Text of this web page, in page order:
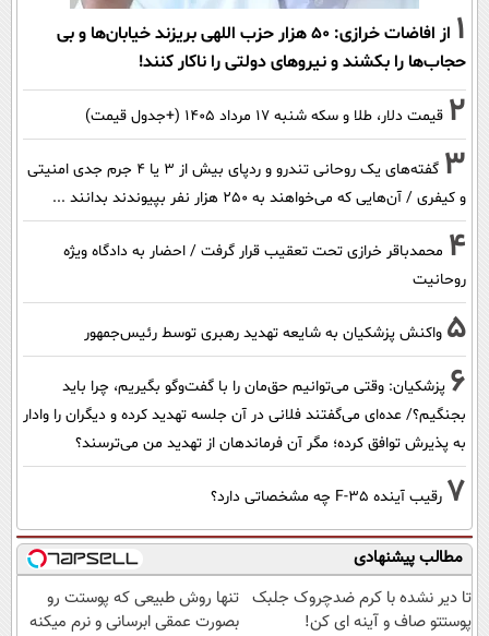
1
از افاضات خرازی: ۵۰ هزار حزب اللهی بریزند خیابان‌ها و بی
حجاب‌ها را بکشند و نیرو‌های دولتی را ناکار کنند!
2 قیمت دلار، طلا و سکه شنبه ۱۷ مرداد ۱۴۰۵ (+جدول قیمت)
3
گفته‌های یک روحانی تندرو و ردپای بیش از ۳ یا ۴ جرم جدی امنیتی
و کیفری / آن‌هایی که می‌خواهند به ۲۵۰ هزار نفر بپیوندند بدانند ...
4 محمدباقر خرازی تحت تعقیب قرار گرفت / احضار به دادگاه ویژه
روحانیت
5 واکنش پزشکیان به شایعه تهدید رهبری توسط رئیس‌جمهور
6 پزشکیان: وقتی می‌توانیم حق‌مان را با گفت‌وگو بگیریم، چرا باید
بجنگیم؟/ عده‌ای می‌گفتند فلانی در آن جلسه تهدید کرده و دیگران را وادار
به پذیرش توافق کرده؛ مگر آن فرماندهان از تهدید من می‌ترسند؟
7 رقیب آینده F-35 چه مشخصاتی دارد؟
مطالب پیشنهادی
تا دیر نشده با کرم ضدچروک جلبک
پوستتو صاف و آینه ای کن!
تنها روش طبیعی که پوستت رو
بصورت عمقی ابرسانی و نرم میکنه